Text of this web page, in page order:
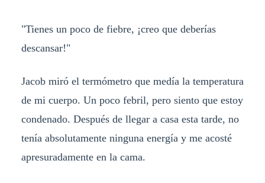
"Tienes un poco de fiebre, ¡creo que deberías
descansar!"
Jacob miró el termómetro que medía la temperatura
de mi cuerpo. Un poco febril, pero siento que estoy
condenado. Después de llegar a casa esta tarde, no
tenía absolutamente ninguna energía y me acosté
apresuradamente en la cama.